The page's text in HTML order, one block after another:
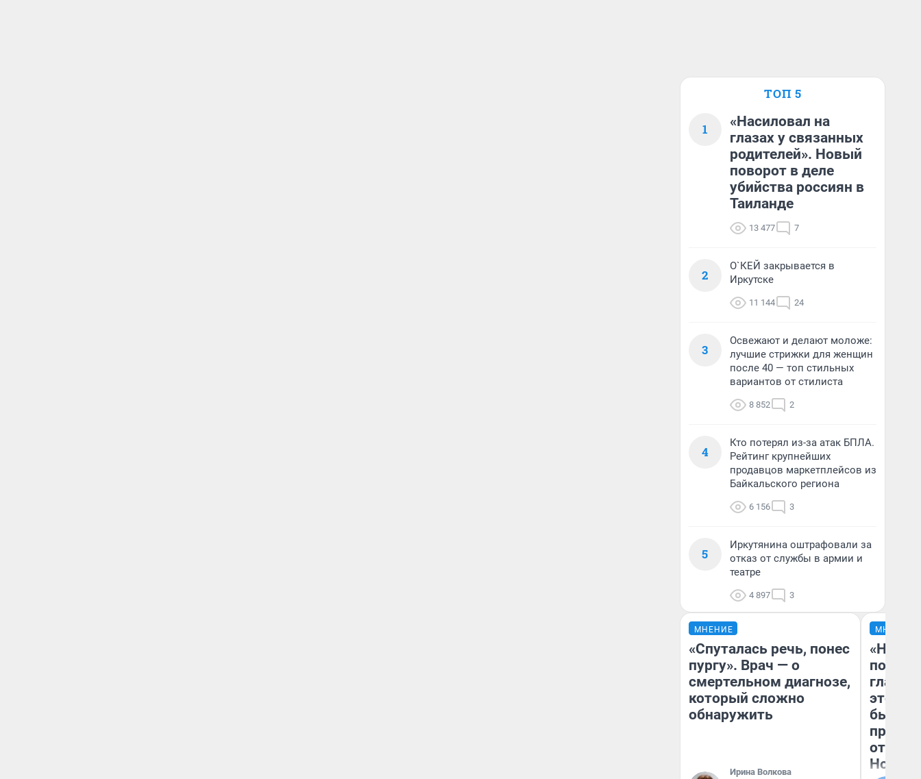
ТОП 5
1
«Насиловал на
глазах у связанных
родителей». Новый
поворот в деле
убийства россиян в
Таиланде
13 477 7
2
О`КЕЙ закрывается в
Иркутске
11 144 24
3
Освежают и делают моложе:
лучшие стрижки для женщин
после 40 — топ стильных
вариантов от стилиста
8 852 2
4
Кто потерял из-за атак БПЛА.
Рейтинг крупнейших
продавцов маркетплейсов из
Байкальского региона
6 156 3
5
Иркутянина оштрафовали за
отказ от службы в армии и
театре
4 897 3
МНЕНИЕ
«Спуталась речь, понес
пургу». Врач — о
смертельном диагнозе,
который сложно
обнаружить
Ирина Волкова
МНЕНИЕ
этого
бьет
отзыв
Нолана